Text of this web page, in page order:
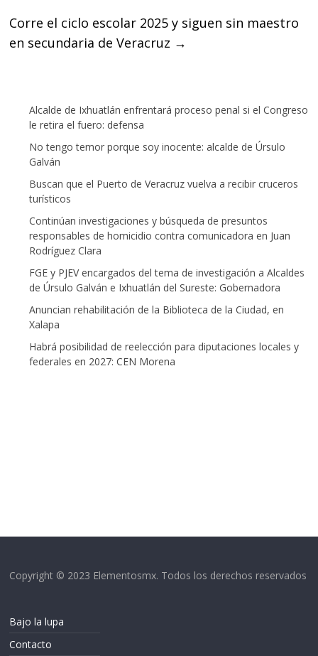
Corre el ciclo escolar 2025 y siguen sin maestro
en secundaria de Veracruz →
Alcalde de Ixhuatlán enfrentará proceso penal si el Congreso
le retira el fuero: defensa
No tengo temor porque soy inocente: alcalde de Úrsulo
Galván
Buscan que el Puerto de Veracruz vuelva a recibir cruceros
turísticos
Continúan investigaciones y búsqueda de presuntos
responsables de homicidio contra comunicadora en Juan
Rodríguez Clara
FGE y PJEV encargados del tema de investigación a Alcaldes
de Úrsulo Galván e Ixhuatlán del Sureste: Gobernadora
Anuncian rehabilitación de la Biblioteca de la Ciudad, en
Xalapa
Habrá posibilidad de reelección para diputaciones locales y
federales en 2027: CEN Morena
Copyright © 2023 Elementosmx. Todos los derechos reservados
Bajo la lupa
Contacto